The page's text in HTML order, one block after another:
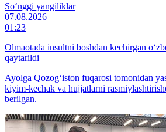
So‘nggi yangiliklar
07.08.2026
01:23
Olmaotada insultni boshdan kechirgan
qaytarildi
Ayolga Qozog‘iston fuqarosi tomonidan
kiyim-kechak va hujjatlarni
berilgan.